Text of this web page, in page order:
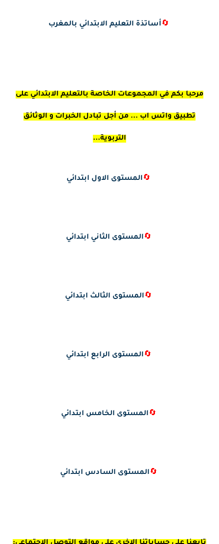
🔄أساتذة التعليم الابتدائي بالمغرب
مرحبا بكم في المجموعات الخاصة بالتعليم الابتدائي على
تطبيق واتس اب ... من أجل تبادل الخبرات و الوثائق
التربوية...
🔄المستوى الاول ابتدائي
🔄المستوى الثاني ابتدائي
🔄المستوى الثالث ابتدائي
🔄المستوى الرابع ابتدائي
🔄المستوى الخامس ابتدائي
🔄المستوى السادس ابتدائي